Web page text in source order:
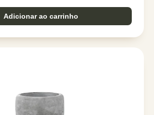
Adicionar ao carrinho